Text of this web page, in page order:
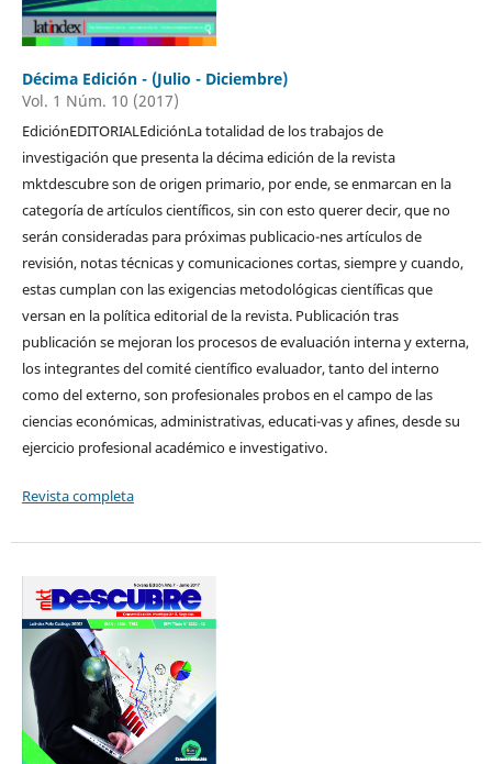
Décima Edición - (Julio - Diciembre)
Vol. 1 Núm. 10 (2017)
EdiciónEDITORIALEdiciónLa totalidad de los trabajos de
investigación que presenta la décima edición de la revista
mktdescubre son de origen primario, por ende, se enmarcan en la
categoría de artículos científicos, sin con esto querer decir, que no
serán consideradas para próximas publicacio-nes artículos de
revisión, notas técnicas y comunicaciones cortas, siempre y cuando,
estas cumplan con las exigencias metodológicas científicas que
versan en la política editorial de la revista. Publicación tras
publicación se mejoran los procesos de evaluación interna y externa,
los integrantes del comité científico evaluador, tanto del interno
como del externo, son profesionales probos en el campo de las
ciencias económicas, administrativas, educati-vas y afines, desde su
ejercicio profesional académico e investigativo.
Revista completa